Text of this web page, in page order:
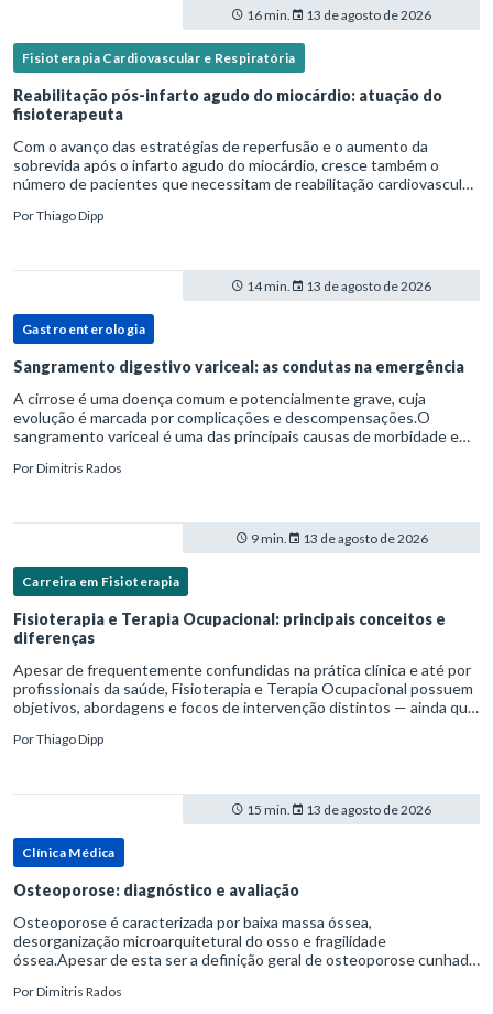
16 min. 13 de agosto de 2026
Fisioterapia Cardiovascular e Respiratória
Reabilitação pós-infarto agudo do miocárdio: atuação do
fisioterapeuta
Com o avanço das estratégias de reperfusão e o aumento da
sobrevida após o infarto agudo do miocárdio, cresce também o
número de pacientes que necessitam de reabilitação cardiovascular
PorThiago Dipp
14 min. 13 de agosto de 2026
Gastroenterologia
Sangramento digestivo variceal: as condutas na emergência
A cirrose é uma doença comum e potencialmente grave, cuja
evolução é marcada por complicações e descompensações.O
sangramento variceal é uma das principais causas de morbidade e
hipertensão port
PorDimitris Rados
9 min. 13 de agosto de 2026
Carreira em Fisioterapia
Fisioterapia e Terapia Ocupacional: principais conceitos e
diferenças
Apesar de frequentemente confundidas na prática clínica e até por
profissionais da saúde, Fisioterapia e Terapia Ocupacional possuem
objetivos, abordagens e focos de intervenção distintos — ainda que
PorThiago Dipp
15 min. 13 de agosto de 2026
Clínica Médica
Osteoporose: diagnóstico e avaliação
Osteoporose é caracterizada por baixa massa óssea,
desorganização microarquitetural do osso e fragilidade
óssea.Apesar de esta ser a definição geral de osteoporose cunhada
patofisiológico, e não c
PorDimitris Rados